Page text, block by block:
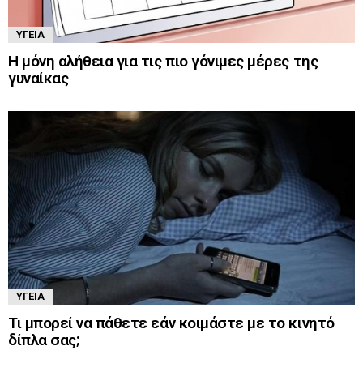
ΥΓΕΊΑ
Η μόνη αλήθεια για τις πιο γόνιμες μέρες της
γυναίκας
ΥΓΕΊΑ
Τι μπορεί να πάθετε εάν κοιμάστε με το κινητό
δίπλα σας;